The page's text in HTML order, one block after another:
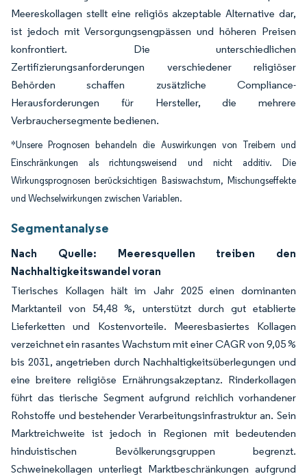
Meereskollagen stellt eine religiös akzeptable Alternative dar,
ist jedoch mit Versorgungsengpässen und höheren Preisen
konfrontiert. Die unterschiedlichen
Zertifizierungsanforderungen verschiedener religiöser
Behörden schaffen zusätzliche Compliance-
Herausforderungen für Hersteller, die mehrere
Verbrauchersegmente bedienen.
*Unsere Prognosen behandeln die Auswirkungen von Treibern und
Einschränkungen als richtungsweisend und nicht additiv. Die
Wirkungsprognosen berücksichtigen Basiswachstum, Mischungseffekte
und Wechselwirkungen zwischen Variablen.
Segmentanalyse
Nach Quelle: Meeresquellen treiben den
Nachhaltigkeitswandel voran
Tierisches Kollagen hält im Jahr 2025 einen dominanten
Marktanteil von 54,48 %, unterstützt durch gut etablierte
Lieferketten und Kostenvorteile. Meeresbasiertes Kollagen
verzeichnet ein rasantes Wachstum mit einer CAGR von 9,05 %
bis 2031, angetrieben durch Nachhaltigkeitsüberlegungen und
eine breitere religiöse Ernährungsakzeptanz. Rinderkollagen
führt das tierische Segment aufgrund reichlich vorhandener
Rohstoffe und bestehender Verarbeitungsinfrastruktur an. Sein
Marktreichweite ist jedoch in Regionen mit bedeutenden
hinduistischen Bevölkerungsgruppen begrenzt.
Schweinekollagen unterliegt Marktbeschränkungen aufgrund